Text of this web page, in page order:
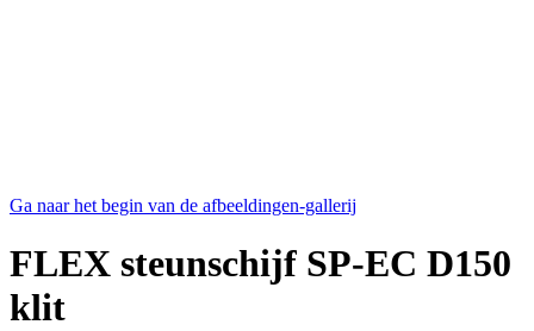
Ga naar het begin van de afbeeldingen-gallerij
FLEX steunschijf SP-EC D150
klit